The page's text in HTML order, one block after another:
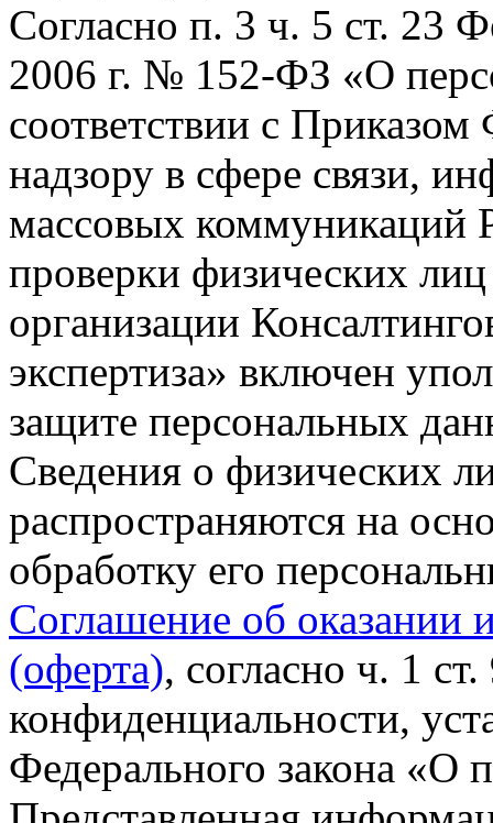
Согласно п. 3 ч. 5 ст. 23
2006 г. № 152-ФЗ «О
соответствии с
надзору в сфере связи,
массовых коммуникаций
проверки физических
организации
экспертиза» включен
защите персональных
Сведения о физических
распространяются на
обработку его
Соглашение об оказании
(оферта), согласно ч. 1
конфиденциальности,
Федерального закона «О